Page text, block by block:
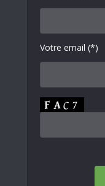
Votre email (*)